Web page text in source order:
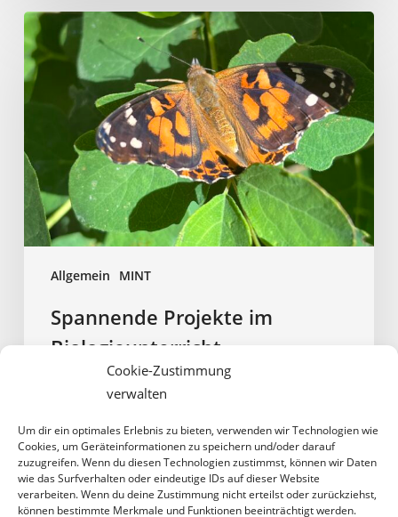
Cookie-Zustimmung
verwalten
Um dir ein optimales Erlebnis zu bieten, verwenden wir Technologien wie
Cookies, um Geräteinformationen zu speichern und/oder darauf
zuzugreifen. Wenn du diesen Technologien zustimmst, können wir Daten
wie das Surfverhalten oder eindeutige IDs auf dieser Website
verarbeiten. Wenn du deine Zustimmung nicht erteilst oder zurückziehst,
können bestimmte Merkmale und Funktionen beeinträchtigt werden.
Allgemein MINT
Spannende
Projekte
im
Biologieunterricht
Spannende Projekte im
Biologieunterricht
Die Schülerinnen und Schüler der 6. Jahrgangsstufe haben
in ihrem Biologieunterricht spannende Projekte
durchgeführt, um mehr über die Natur zu lernen. Die Klasse
6B hat sich dabei auf die Aufzucht…
26. Juni 2024